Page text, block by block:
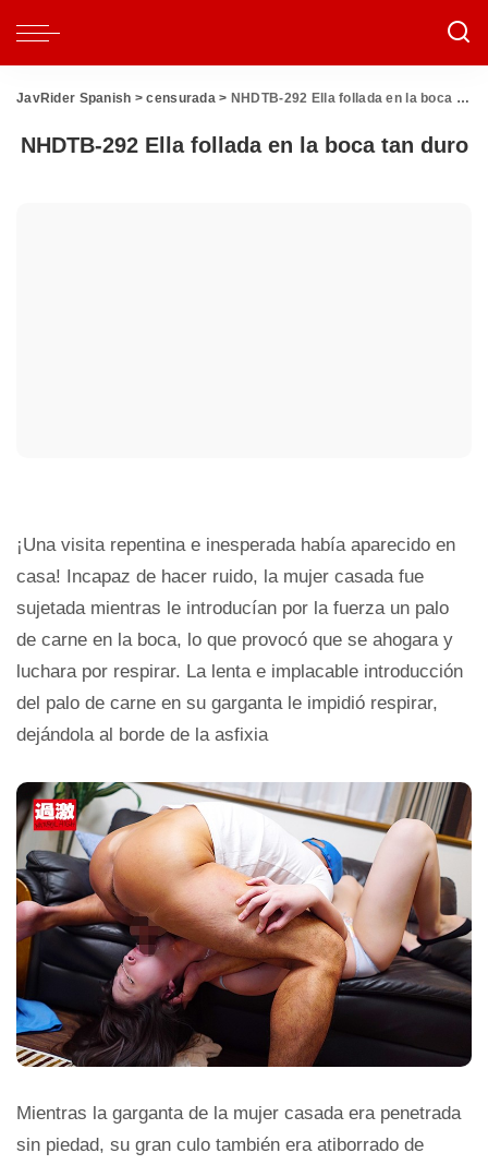
JavRider Spanish >censurada > NHDTB-292 Ella follada en la boca tan duro
NHDTB-292 Ella follada en la boca tan duro
¡Una visita repentina e inesperada había aparecido en
casa! Incapaz de hacer ruido, la mujer casada fue
sujetada mientras le introducían por la fuerza un palo
de carne en la boca, lo que provocó que se ahogara y
luchara por respirar. La lenta e implacable introducción
del palo de carne en su garganta le impidió respirar,
dejándola al borde de la asfixia
Mientras la garganta de la mujer casada era penetrada
sin piedad, su gran culo también era atiborrado de